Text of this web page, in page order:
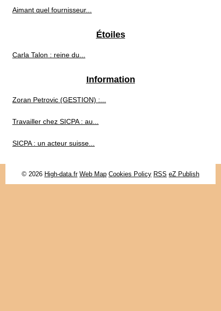
Aimant quel fournisseur...
Étoiles
Carla Talon : reine du...
Information
Zoran Petrovic (GESTION) :...
Travailler chez SICPA : au...
SICPA : un acteur suisse...
© 2026 High-data.fr Web Map Cookies Policy RSS eZ Publish